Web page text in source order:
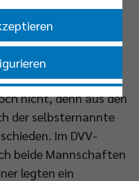
kann –
Potenzial
Herrschinger in den
nicht, denn aus den
der selbsternannte
Im DVV-
beide Mannschaften
legten ein
akzeptieren